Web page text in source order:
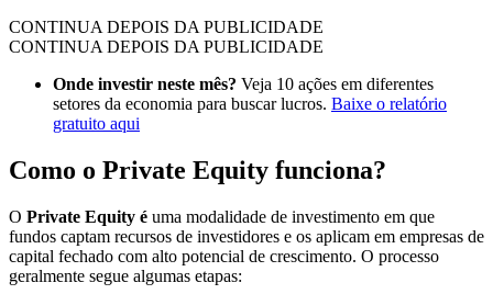
CONTINUA DEPOIS DA PUBLICIDADE
CONTINUA DEPOIS DA PUBLICIDADE
Onde investir neste mês? Veja 10 ações em diferentes
setores da economia para buscar lucros. Baixe o relatório
gratuito aqui
Como o Private Equity funciona?
O Private Equity é uma modalidade de investimento em que
fundos captam recursos de investidores e os aplicam em empresas de
capital fechado com alto potencial de crescimento. O processo
geralmente segue algumas etapas: